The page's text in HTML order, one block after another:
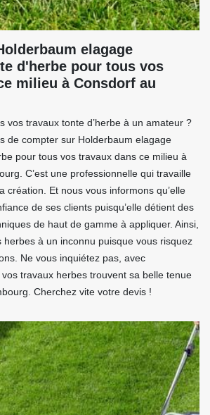
elagage
d'herbe pour tous vos
milieu à Consdorf au
vos travaux tonte d’herbe à un amateur ?
de compter sur Holderbaum elagage
pour tous vos travaux dans ce milieu à
C’est une professionnelle qui travaille
création. Et nous vous informons qu’elle
de ses clients puisqu’elle détient des
de haut de gamme à appliquer. Ainsi,
herbes à un inconnu puisque vous risquez
Ne vous inquiétez pas, avec
travaux herbes trouvent sa belle tenue
Cherchez vite votre devis !